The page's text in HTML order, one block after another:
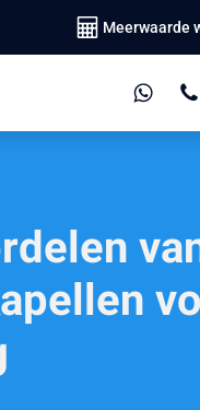
Meerwaarde